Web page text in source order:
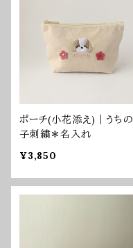
ポーチ(小花添え)｜うちの
子刺繍＊名入れ
¥3,850